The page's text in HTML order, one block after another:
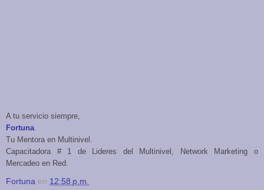
A tu servicio siempre,
Fortuna.
Tu Mentora en Multinivel.
Capacitadora # 1 de Lideres del Multinivel, Network Marketing o
Mercadeo en Red.
Fortuna en 12:58 p.m.